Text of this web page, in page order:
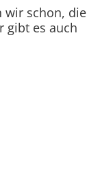
wir schon, die
gibt es auch